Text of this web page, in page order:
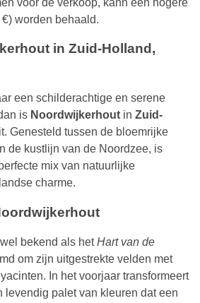
worden behaald.
in Zuid-Holland,
een schilderachtige en serene
is Noordwijkerhout in Zuid-
Genesteld tussen de bloemrijke
de kustlijn van de Noordzee, is
mix van natuurlijke
charme.
bekend als hetHart van de
om zijn uitgestrekte velden met
In het voorjaar transformeert
levendig palet van kleuren dat een